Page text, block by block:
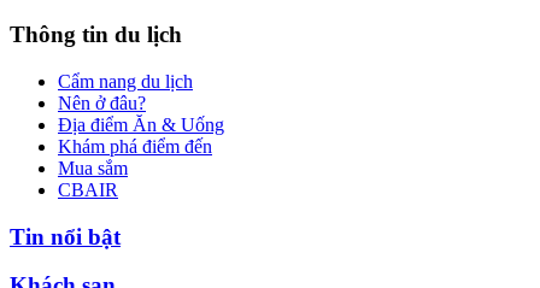
Thông tin du lịch
Cẩm nang du lịch
Nên ở đâu?
Địa điểm Ăn & Uống
Khám phá điểm đến
Mua sắm
CBAIR
Tin nổi bật